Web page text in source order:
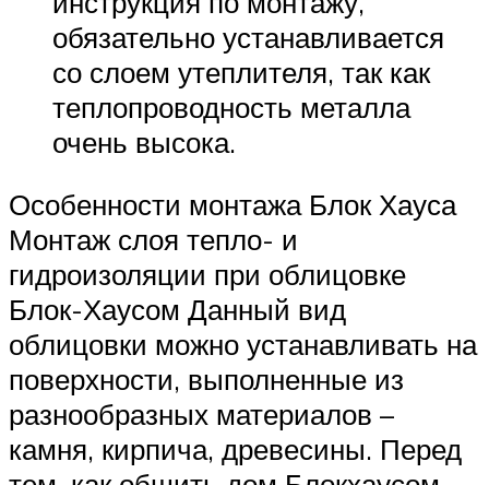
обязательно устанавливается
со слоем утеплителя, так как
теплопроводность металла
очень высока.
Особенности монтажа Блок Хауса
Монтаж слоя тепло- и
гидроизоляции при облицовке
Блок-Хаусом Данный вид
облицовки можно устанавливать на
поверхности, выполненные из
разнообразных материалов –
камня, кирпича, древесины. Перед